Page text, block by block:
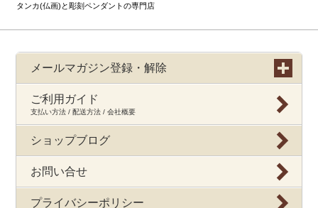
タンカ(仏画)と彫刻ペンダントの専門店
メールマガジン登録・解除
ご利用ガイド
支払い方法 / 配送方法 / 会社概要
ショップブログ
お問い合せ
プライバシーポリシー